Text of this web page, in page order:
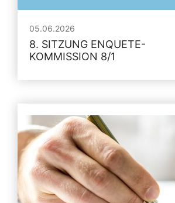
05.06.2026
8. SITZUNG ENQUETE-
KOMMISSION 8/1